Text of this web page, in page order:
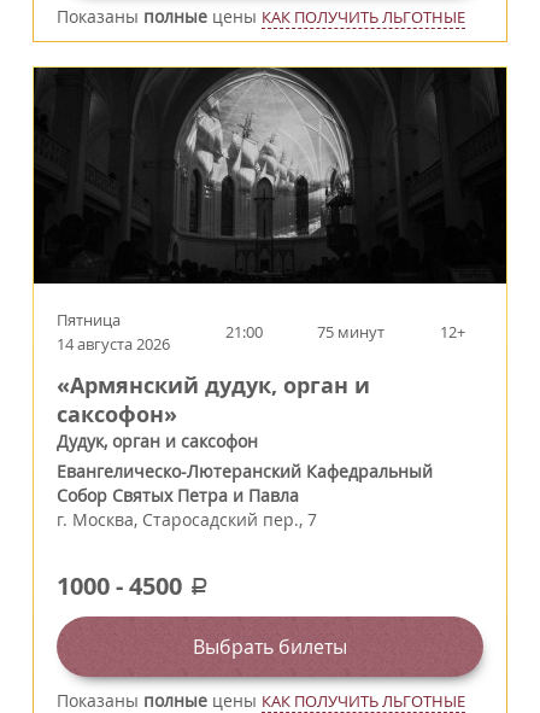
Показаны полные цены КАК ПОЛУЧИТЬ ЛЬГОТНЫЕ
Пятница
14 августа 2026
21:00 75 минут 12+
«Армянский дудук, орган и
саксофон»
Дудук, орган и саксофон
Евангелическо-Лютеранский Кафедральный
Собор Святых Петра и Павла
г. Москва, Старосадский пер., 7
1000-4500 a
Выбрать билеты
Показаны полные цены КАК ПОЛУЧИТЬ ЛЬГОТНЫЕ